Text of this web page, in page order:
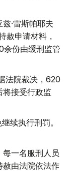
·雷斯帕耶夫
赦申请材料，
份由缓刑监管
法院裁决，620
将接受行政监
续执行刑罚。
一名服刑人员
赦由法院依法作